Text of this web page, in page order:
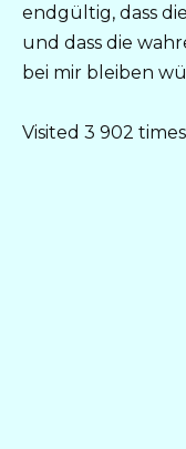
endgültig, dass
und dass die
bei mir bleiben
Visited 3 902